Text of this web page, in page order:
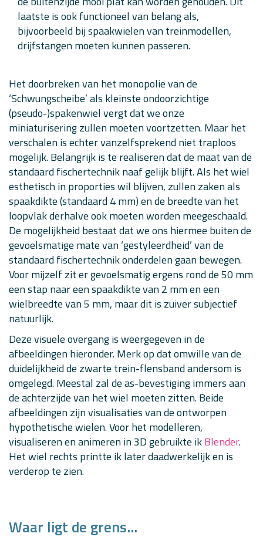
laatste is ook functioneel van belang als,
bijvoorbeeld bij spaakwielen van treinmodellen,
drijfstangen moeten kunnen passeren.
Het doorbreken van het monopolie van de
‘Schwungscheibe’ als kleinste ondoorzichtige
(pseudo-)spakenwiel vergt dat we onze
miniaturisering zullen moeten voortzetten. Maar het
verschalen is echter vanzelfsprekend niet traploos
mogelijk. Belangrijk is te realiseren dat de maat van de
standaard fischertechnik naaf gelijk blijft. Als het wiel
esthetisch in proporties wil blijven, zullen zaken als
spaakdikte (standaard 4 mm) en de breedte van het
loopvlak derhalve ook moeten worden meegeschaald.
De mogelijkheid bestaat dat we ons hiermee buiten de
gevoelsmatige mate van ‘gestyleerdheid’ van de
standaard fischertechnik onderdelen gaan bewegen.
Voor mijzelf zit er gevoelsmatig ergens rond de 50 mm
een stap naar een spaakdikte van 2 mm en een
wielbreedte van 5 mm, maar dit is zuiver subjectief
natuurlijk.
Deze visuele overgang is weergegeven in de
afbeeldingen hieronder. Merk op dat omwille van de
duidelijkheid de zwarte trein-flensband andersom is
omgelegd. Meestal zal de as-bevestiging immers aan
de achterzijde van het wiel moeten zitten. Beide
afbeeldingen zijn visualisaties van de ontworpen
hypothetische wielen. Voor het modelleren,
visualiseren en animeren in 3D gebruikte ikBlender.
Het wiel rechts printte ik later daadwerkelijk en is
verderop te zien.
Waar ligt de grens...